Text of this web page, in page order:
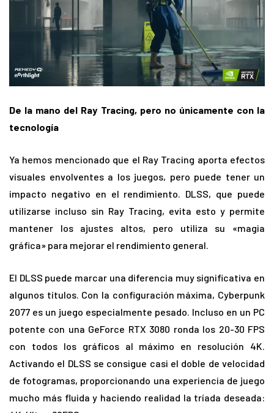
De la mano del Ray Tracing, pero no únicamente con la
tecnología
Ya hemos mencionado que el Ray Tracing aporta efectos
visuales envolventes a los juegos, pero puede tener un
impacto negativo en el rendimiento. DLSS, que puede
utilizarse incluso sin Ray Tracing, evita esto y permite
mantener los ajustes altos, pero utiliza su «magia
gráfica» para mejorar el rendimiento general.
El DLSS puede marcar una diferencia muy significativa en
algunos títulos. Con la configuración máxima, Cyberpunk
2077 es un juego especialmente pesado. Incluso en un PC
potente con una GeForce RTX 3080 ronda los 20-30 FPS
con todos los gráficos al máximo en resolución 4K.
Activando el DLSS se consigue casi el doble de velocidad
de fotogramas, proporcionando una experiencia de juego
mucho más fluida y haciendo realidad la tríada deseada: